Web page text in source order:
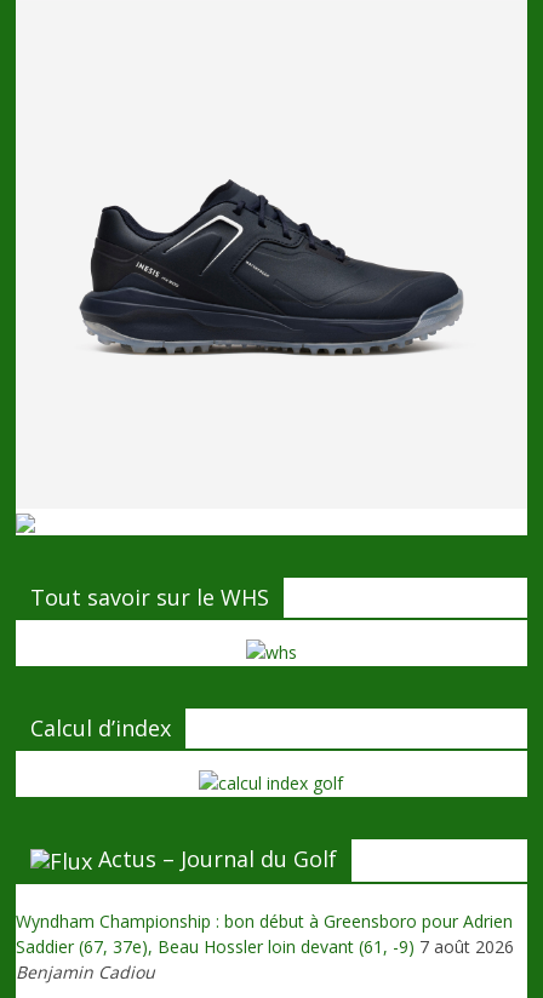
Tout savoir sur le WHS
Calcul d’index
Actus – Journal du Golf
Wyndham Championship : bon début à Greensboro pour Adrien
Saddier (67, 37e), Beau Hossler loin devant (61, -9) 7 août 2026
Benjamin Cadiou